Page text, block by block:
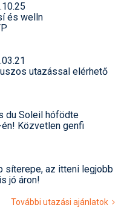
és welln
utazással elérhető
du Soleil hófödte
Közvetlen genfi
síterepe, az itteni legjobb
jó áron!
További utazási ajánlatok